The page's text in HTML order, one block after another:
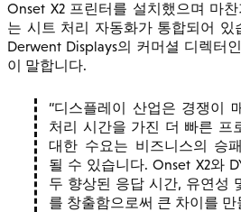
Onset X2 프린터를 설치했으며 마찬
는 시트 처리 자동화가 통합되어 있
Derwent Displays의 커머셜 디렉터
이 말합니다.
디스플레이 산업은 경쟁이
처리 시간을 가진 더 빠른 프
대한 수요는 비즈니스의 승
될 수 있습니다. Onset X2와
두 향상된 응답 시간, 유연성
를 창출함으로써 큰 차이를 만